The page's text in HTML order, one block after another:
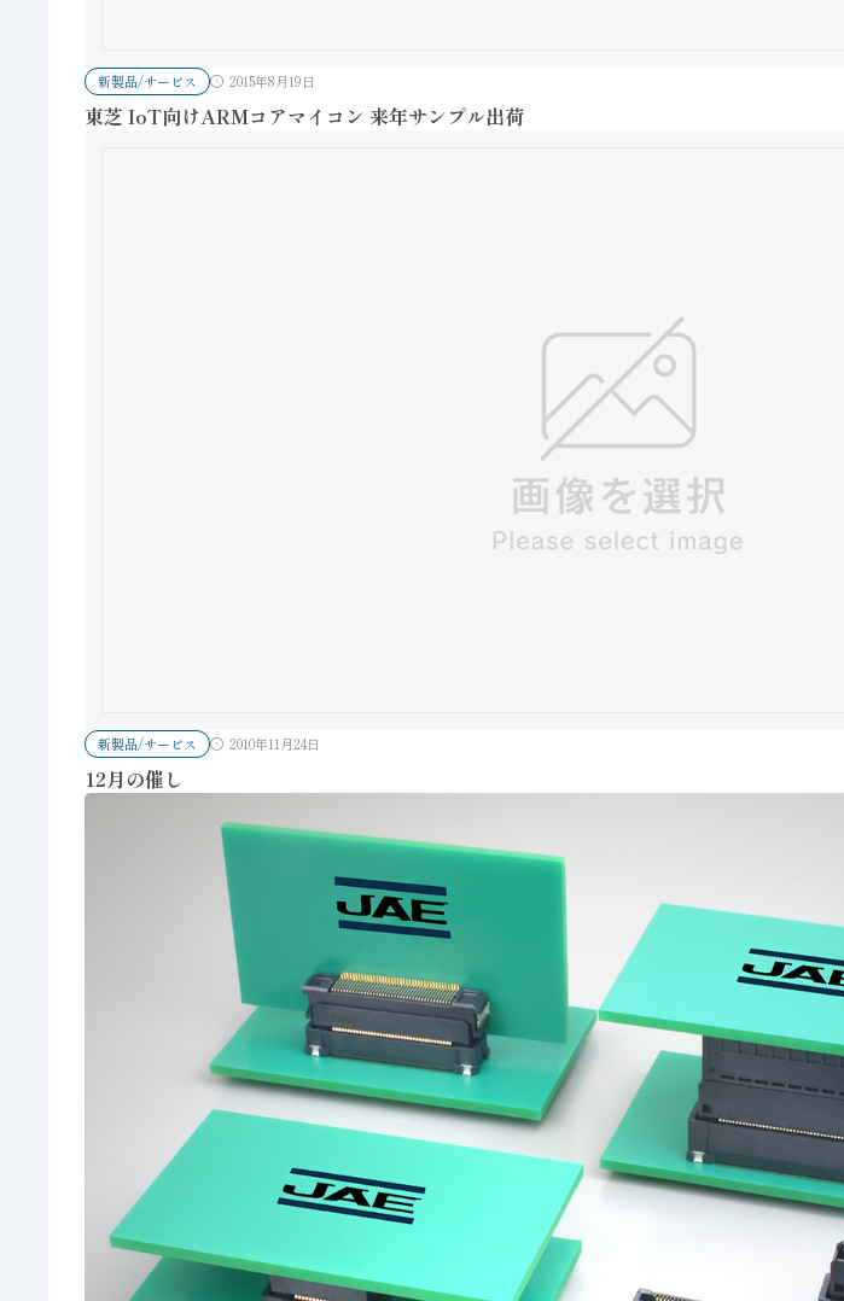
新製品/サービス 2015年8月19日
東芝 IoT向けARMコアマイコン 来年サンプル出荷
新製品/サービス 2010年11月24日
12月の催し